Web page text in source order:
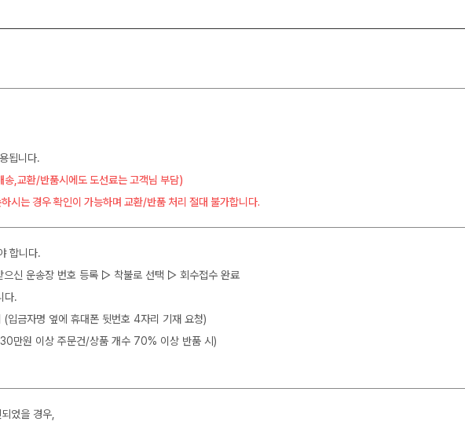
됩니다.
,교환/반품시에도 도선료는 고객님 부담)
시는 경우 확인이 가능하며 교환/반품 처리 절대 불가합니다.
합니다.
신 운송장 번호 등록 ▷ 착불로 선택 ▷ 회수접수 완료
다.
금자명 옆에 휴대폰 뒷번호 4자리 기재 요청)
만원 이상 주문건/상품 개수 70% 이상 반품 시)
었을 경우,